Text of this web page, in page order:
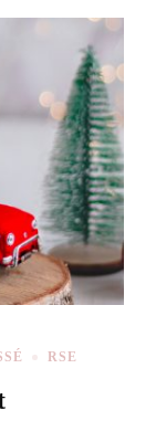
RSE